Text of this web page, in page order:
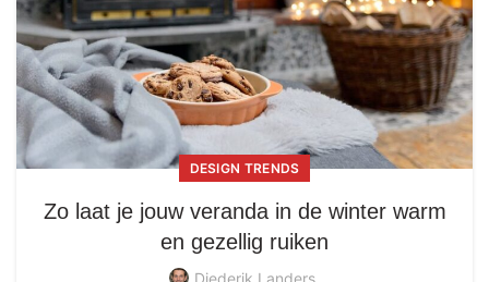
DESIGN TRENDS
Zo laat je jouw veranda in de winter warm
en gezellig ruiken